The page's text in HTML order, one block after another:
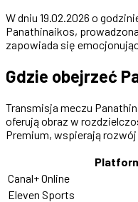
W dniu 19.02.2026 o
Panathinaikos,
zapowiada się
Gdzie obejrzeć
Transmisja meczu
oferują obraz w
Premium, wspierają
Canal+ Online
Eleven Sports